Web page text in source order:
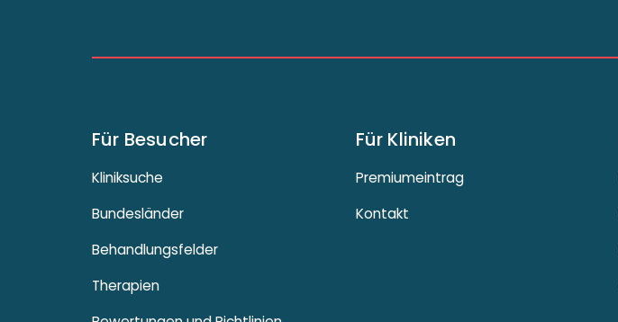
Für Besucher
Kliniksuche
Bundesländer
Behandlungsfelder
Therapien
Für Kliniken
Premiumeintrag
Kontakt